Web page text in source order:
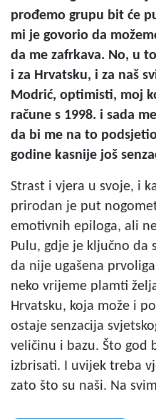
prođemo grupu bit će
mi je govorio da
da me zafrkava. No, u
i za Hrvatsku, i za naš
Modrić, optimisti, moj
račune s 1998. i sada
da bi me na to
godine kasnije još
Strast i vjera u svoje, i
prirodan je put
emotivnih epiloga, ali
Pulu, gdje je ključno da
da nije ugašena
neko vrijeme plamti
Hrvatsku, koja može i
ostaje senzacija
veličinu i bazu. Što god
izbrisati. I uvijek treba
zato što su naši. Na